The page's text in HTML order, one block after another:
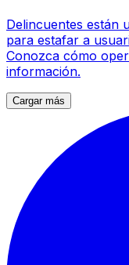
Delincuentes están
para estafar a
Conozca cómo
información.
Cargar más